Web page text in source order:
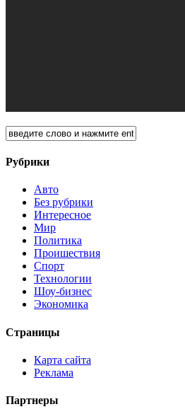
Рубрики
Авто
Без рубрики
Интересное
Мир
Политика
Проишествия
Спорт
Технологии
Шоу-бизнес
Экономика
Страницы
Карта сайта
Реклама
Партнеры